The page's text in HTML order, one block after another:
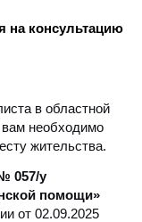
на консультацию
в областной
вам необходимо
жительства.
057/у
помощи»
от 02.09.2025